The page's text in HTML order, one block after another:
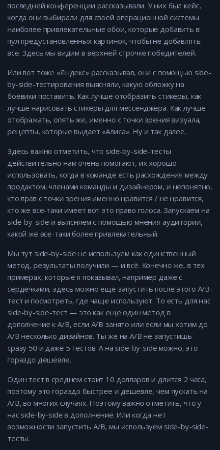
последней конференции рассказывали. У них был кейс,
когда они выбирали для своей операционной системы
наиболее привлекательные обои, которые добавить в
пул предустановленных картинок, чтобы не добавлять
все. Здесь мы видим в верхней строчке победителей.
Или вот тоже «Яндекс» рассказывал, они с помощью side-
by-side-тестирования выясняли, какую обложку на
боевики поставить. Как лучше отобразить стикеры, как
лучше нарисовать стикеры для мессенджера. Как лучше
отображать, опять же, именно с точки зрения визуала,
рецепты, которые выдает «Алиса». Ну и так далее.
Здесь важно отметить, что side-by-side-тесты
действительно нам очень помогают, их хорошо
использовать, когда в команде есть расхождения между
продактом, членами команды и дизайнером, и непонятно,
кто прав с точки зрения именно нравится / не нравится,
кто же все-таки имеет вот это право голоса. Запускаем на
side-by-side и выясняем с помощью мнения аудитории,
какой же все-таки более привлекательный.
Мы тут side-by-side не используем как единственный
метод, результаты получили — и всё. Конечно же, в тех
примерах, которые я показывал, например даже с
сердечками, здесь можно еще запустить после этого A/B-
тест и посмотреть, где чаще используют. То есть для нас
side-by-side-тест — это как еще один метод в
дополнение к A/B, если A/B занято или если мы хотим до
A/B несколько дизайнов. Ты же на A/B не запустишь
сразу 50 и даже 5 тестов. А на side-by-side можно, это
гораздо дешевле.
Один тест в среднем стоит 10 долларов и длится 2 часа,
поэтому это гораздо быстрее и дешевле, чем пускать на
A/B, во многих случаях. Поэтому важно отметить, что у
нас side-by-side в дополнение. Или когда нет
возможности запустить A/B, мы используем side-by-side-
тесты.